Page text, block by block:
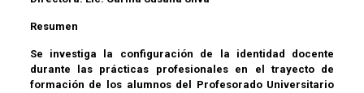
Resumen
Se investiga la configuración de la identidad docente
durante las prácticas profesionales en el trayecto de
formación de los alumnos del Profesorado Universitario